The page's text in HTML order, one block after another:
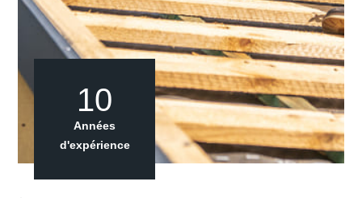
10
Années
d'expérience